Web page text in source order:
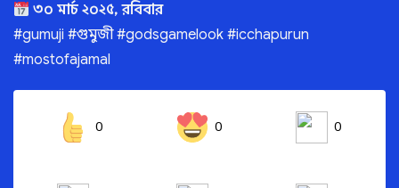
৩০ মার্চ ২০২৫, রবিবার
#gumuji #গুমুজী #godsgamelook #icchapurun
#mostofajamal
0 0 0